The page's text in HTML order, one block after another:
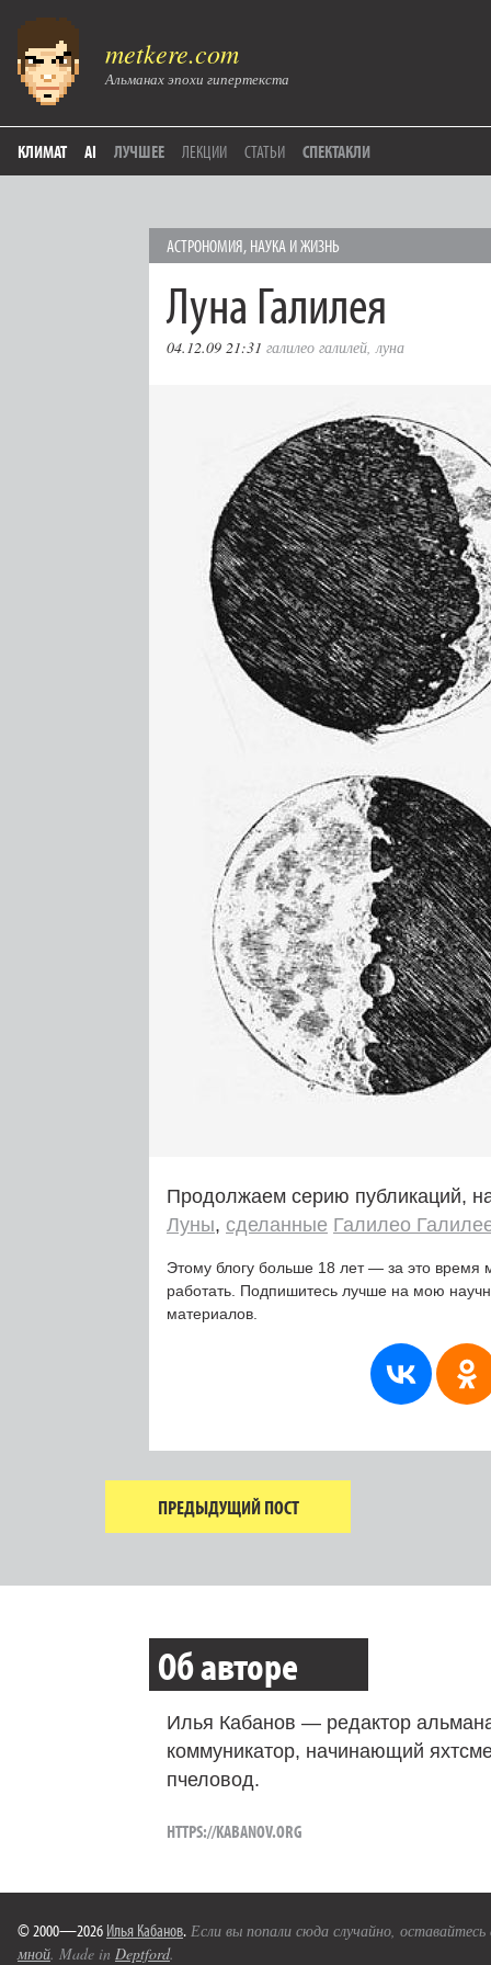
metkere.com
Альманах эпохи гипертекста
КЛИМАТ AI ЛУЧШЕЕ ЛЕКЦИИ СТАТЬИ СПЕКТАКЛИ
АСТРОНОМИЯ, НАУКА И ЖИЗНЬ
Луна Галилея
04.12.09 21:31 галилео галилей,луна
Продолжаем серию публикаций,
Луны, сделанные Галилео
Этому блогу больше 18 лет — за это время
работать. Подпишитесь лучше на мою
материалов.
ПРЕДЫДУЩИЙ ПОСТ
Об авторе
Илья Кабанов — редактор
коммуникатор, начинающий
пчеловод.
HTTPS://KABANOV.ORG
© 2000—2026 Илья Кабанов. Если вы попали сюда случайно,
мной. Made in Deptford.